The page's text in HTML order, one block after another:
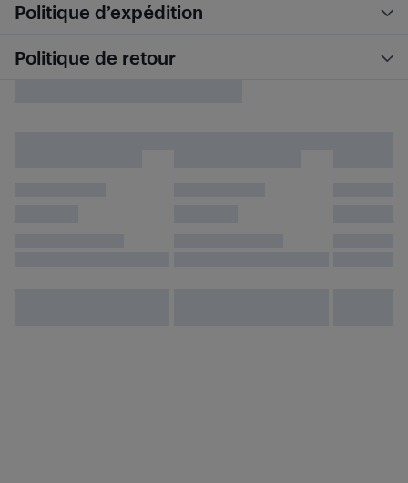
Politique d’expédition
Politique de retour